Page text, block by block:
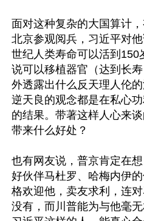
面对这种复杂的大国算计
北京参观阅兵，习近平对
世纪人类寿命可以活到
说可以移植器官（达到长
外透露出什么反天理人伦
逆天良的观念都是在私心
的结果。带著这样人心来
带来什么好处？
也有网友说，普京肯定在
好伙伴马杜罗、哈梅内伊
格欢迎他，卖友求利，连
没有，而川普能为与他毫